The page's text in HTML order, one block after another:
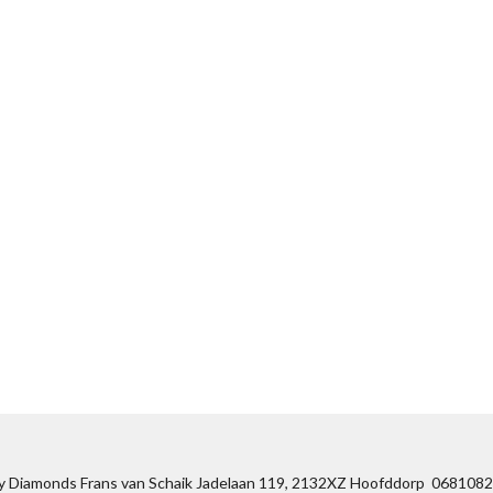
Diamonds Frans van Schaik Jadelaan 119, 2132XZ Hoofddorp